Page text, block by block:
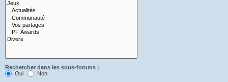
Rechercher dans les sous-forums :
Oui
Non